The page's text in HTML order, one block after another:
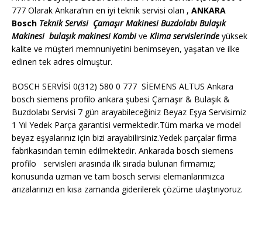
777 Olarak Ankara’nın en iyi teknik servisi olan , ANKARA
Bosch Teknik Servisi Çamaşır MakinesiBuzdolabı Bulaşık
Makinesi bulaşık makinesiKombive Klima servislerinde yüksek
kalite ve müşteri memnuniyetini benimseyen, yaşatan ve ilke
edinen tek adres olmuştur.
BOSCH SERVİSİ 0(312) 580 0 777 SİEMENS ALTUS Ankara
bosch siemens profilo ankara şubesi Çamaşır & Bulaşık &
Buzdolabı Servisi 7 gün arayabileceğiniz Beyaz Eşya Servisimiz
1 Yıl Yedek Parça garantisi vermektedir.Tüm marka ve model
beyaz eşyalarınız için bizi arayabilirsiniz.Yedek parçalar firma
fabrikasından temin edilmektedir. Ankarada bosch siemens
profilo servisleri arasında ilk sırada bulunan firmamız;
konusunda uzman ve tam bosch servisi elemanlarımızca
arızalarınızı en kısa zamanda giderilerek çözüme ulaştırıyoruz.